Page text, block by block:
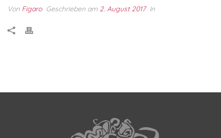
Von Figaro Geschrieben am 2. August 2017 In